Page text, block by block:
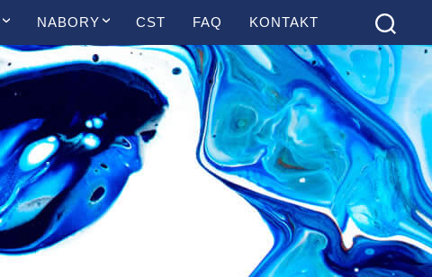
NABORY CST FAQ KONTAKT